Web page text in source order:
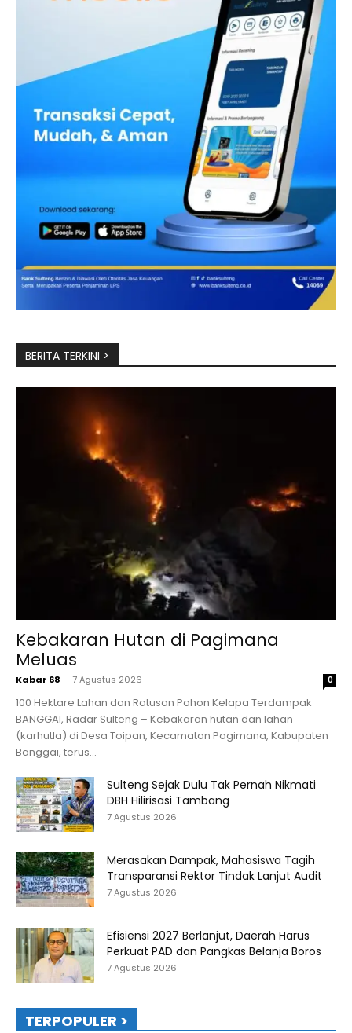
BERITA TERKINI >
Kebakaran Hutan di Pagimana
Meluas
Kabar 68 - 7 Agustus 2026 0
100 Hektare Lahan dan Ratusan Pohon Kelapa Terdampak
BANGGAI, Radar Sulteng – Kebakaran hutan dan lahan
(karhutla) di Desa Toipan, Kecamatan Pagimana, Kabupaten
Banggai, terus...
Sulteng Sejak Dulu Tak Pernah Nikmati
DBH Hilirisasi Tambang
7 Agustus 2026
Merasakan Dampak, Mahasiswa Tagih
Transparansi Rektor Tindak Lanjut Audit
7 Agustus 2026
Efisiensi 2027 Berlanjut, Daerah Harus
Perkuat PAD dan Pangkas Belanja Boros
7 Agustus 2026
TERPOPULER >